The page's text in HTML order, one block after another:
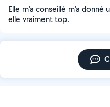
Elle m’a conseillé m’a
elle vraiment top.